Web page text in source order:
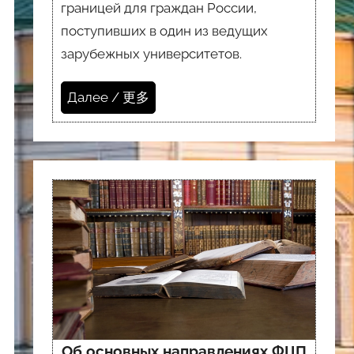
границей для граждан России,
поступивших в один из ведущих
зарубежных университетов.
Далее / 更多